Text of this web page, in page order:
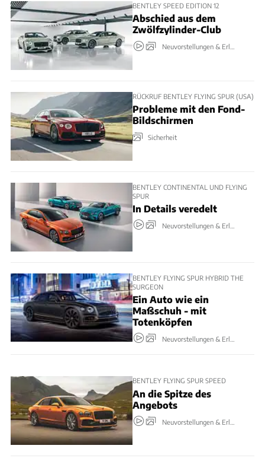
BENTLEY SPEED EDITION 12
Abschied aus dem
Zwölfzylinder-Club
Neuvorstellungen & Erlkönige
RÜCKRUF BENTLEY FLYING SPUR (USA)
Probleme mit den Fond-
Bildschirmen
Sicherheit
BENTLEY CONTINENTAL UND FLYING
SPUR
In Details veredelt
Neuvorstellungen & Erlkönige
BENTLEY FLYING SPUR HYBRID THE
SURGEON
Ein Auto wie ein
Maßschuh - mit
Totenköpfen
Neuvorstellungen & Erlkönige
BENTLEY FLYING SPUR SPEED
An die Spitze des
Angebots
Neuvorstellungen & Erlkönige